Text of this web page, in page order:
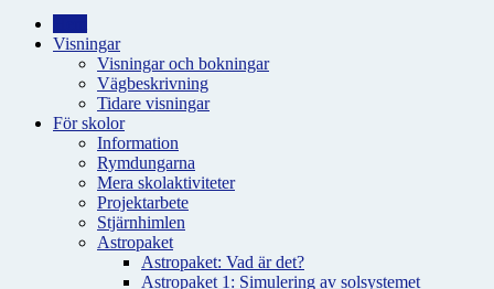
Visningar
Visningar och bokningar
Vägbeskrivning
Tidare visningar
För skolor
Information
Rymdungarna
Mera skolaktiviteter
Projektarbete
Stjärnhimlen
Astropaket
Astropaket: Vad är det?
Astropaket 1: Simulering av solsystemet